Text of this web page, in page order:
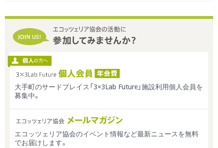
大手町のサードプレイス「3×3Lab Future」施設利用個人会員を
募集中。
エコッツェリア協会のイベント情報など最新ニュースを無料
でお届けします。